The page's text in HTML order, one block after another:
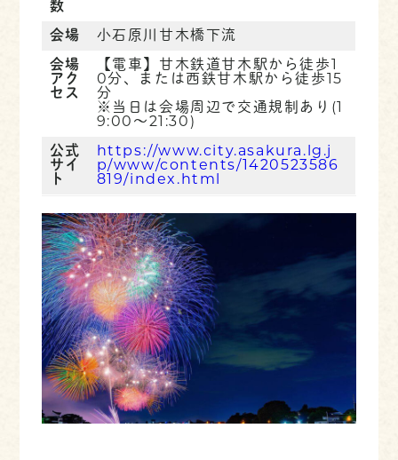
数
会場 小石原川甘木橋下流
会場
アク
セス
【電車】甘木鉄道甘木駅から徒歩1
0分、または西鉄甘木駅から徒歩15
分
※当日は会場周辺で交通規制あり(1
9:00～21:30)
公式
サイ
ト
https://www.city.asakura.lg.j
p/www/contents/1420523586
819/index.html